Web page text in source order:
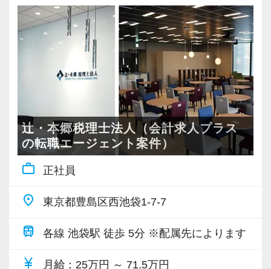
辻・本郷税理士法人（会計求人プラス
の転職エージェント案件）
work_outline 正社員
place 東京都豊島区西池袋1-7-7
train 各線 池袋駅 徒歩 5分 ※配属先によります
currency_yen 月給 ：25万円 ～ 71.5万円